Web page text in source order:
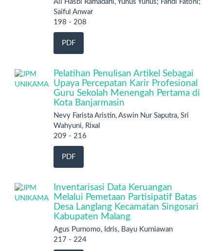
Ali Hasbi Ramadani, Yunus Yunus; Fandi Fatoni;
Saiful Anwar
198 - 208
PDF
Pelatihan Penulisan Artikel Sebagai
Upaya Percepatan Karir Profesional
Guru Sekolah Menengah Pertama di
Kota Banjarmasin
Nevy Farista Aristin, Aswin Nur Saputra, Sri
Wahyuni, Rixal
209 - 216
PDF
Inventarisasi Data Keruangan
Melalui Pemetaan Partisipatif Batas
Desa Langlang Kecamatan Singosari
Kabupaten Malang
Agus Purnomo, Idris, Bayu Kurniawan
217 - 224